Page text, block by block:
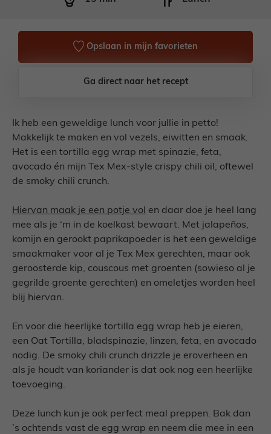
Opslaan in mijn favorieten
Ga direct naar het recept
Ik heb een geweldige lunch voor jullie in petto!
Makkelijk te maken en vol vezels, eiwitten en smaak.
Het is een tortilla egg wrap met spinazie, feta,
avocado én mijn Tex Mex-style crispy chili oil, oftewel
de smoky chili crunch.
Hiervan maak je een potje vol en daar doe je heel lang
mee als je ‘m in de koelkast bewaart. Met jalapeños,
komijn en gerookt paprikapoeder is het een geweldige
smaakmaker voor al je Tex Mex gerechten, maar ook
geroosterde kip, couscous met groenten (sowieso al je
gegrilde groente gerechten) en omeletjes worden heel
blij hiervan.
En voor die heerlijke tortilla egg wrap heb je eieren,
een Oat Tortilla, bladspinazie, linzen, feta, en avocado
nodig. De smoky chili crunch drizzle je eroverheen en
als je houdt van koriander is dat ook nog een heerlijke
toevoeging.
Deze lunch kun je ook perfect meal preppen. Bak dan
’s ochtends vast de egg wrap en neem die mee in een